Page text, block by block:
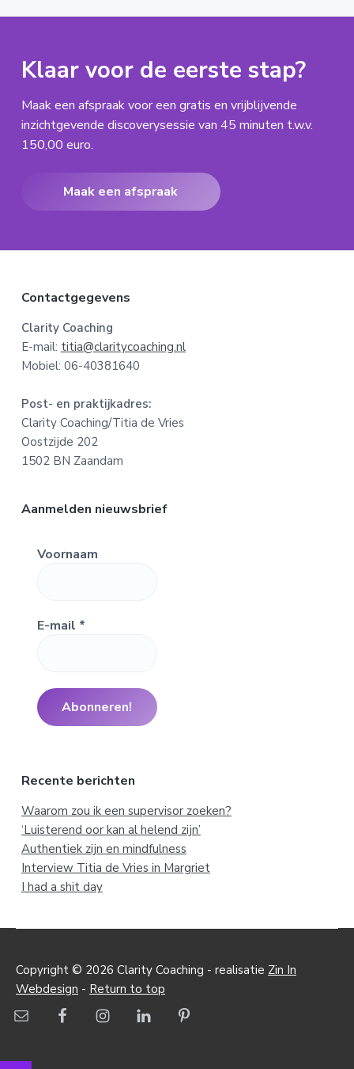
Klaar voor de eerste stap?
Maak een afspraak voor een gratis en vrijblijvende
inzichtgevende discoverysessie van 45 minuten t.w.v.
150,00 euro.
Maak een afspraak
Contactgegevens
Clarity Coaching
E-mail: titia@claritycoaching.nl
Mobiel: 06-40381640
Post- en praktijkadres:
Clarity Coaching/Titia de Vries
Oostzijde 202
1502 BN Zaandam
Aanmelden nieuwsbrief
Voornaam
E-mail *
Recente berichten
Waarom zou ik een supervisor zoeken?
‘Luisterend oor kan al helend zijn’
Authentiek zijn en mindfulness
Interview Titia de Vries in Margriet
I had a shit day
Copyright © 2026 Clarity Coaching - realisatie Zin In
Webdesign - Return to top